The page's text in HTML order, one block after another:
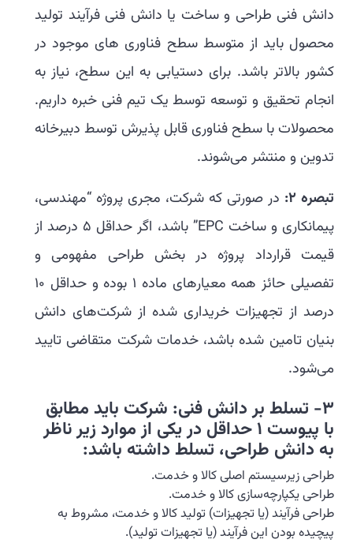
دانش فنی طراحی و ساخت یا دانش فنی فرآیند تولید
محصول باید از متوسط سطح فناوری های موجود در
کشور بالاتر باشد. برای دستیابی به این سطح، نیاز به
انجام تحقیق و توسعه توسط یک تیم فنی خبره داریم.
محصولات با سطح فناوری قابل پذیرش توسط دبیرخانه
تدوین و منتشر می‌شوند.
تبصره 2:
در صورتی که شرکت، مجری پروژه “مهندسی،
پیمانکاری و ساخت EPC” باشد، اگر حداقل 5 درصد از
قیمت قرارداد پروژه در بخش طراحی مفهومی و
تفصیلی حائز همه معیارهای ماده 1 بوده و حداقل 10
درصد از تجهیزات خریداری شده از شرکت‌های دانش
بنیان تامین شده باشد، خدمات شرکت متقاضی تایید
می‌شود.
3- تسلط بر دانش فنی: شرکت باید مطابق
با پیوست 1 حداقل در یکی از موارد زیر ناظر
به دانش طراحی، تسلط داشته باشد:
طراحی زیرسیستم اصلی کالا و خدمت.
طراحی یکپارچه‌سازی کالا و خدمت.
طراحی فرآیند (یا تجهیزات) تولید کالا و خدمت، مشروط به
پیچیده بودن این فرآیند (یا تجهیزات تولید).